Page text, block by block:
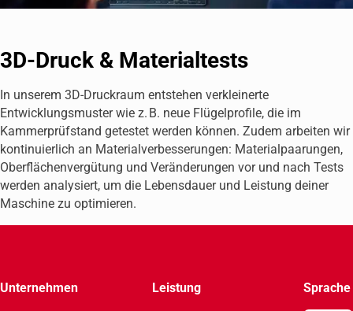
3D-Druck & Materialtests
In unserem 3D-Druckraum entstehen verkleinerte
Entwicklungsmuster wie z. B. neue Flügelprofile, die im
Kammerprüfstand getestet werden können. Zudem arbeiten wir
kontinuierlich an Materialverbesserungen: Materialpaarungen,
Oberflächenvergütung und Veränderungen vor und nach Tests
werden analysiert, um die Lebensdauer und Leistung deiner
Maschine zu optimieren.
Unternehmen Leistung Sprache